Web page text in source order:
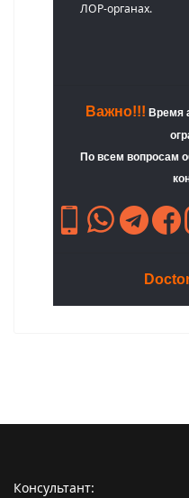
ЛОР-органах.
Важно!!! Время
По всем вопросам
Консультант: